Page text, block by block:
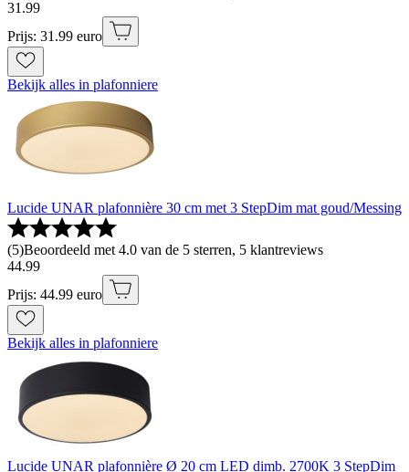
31 .99
Prijs: 31.99 euro
Bekijk alles in plafonniere
Lucide UNAR plafonnière 30 cm met 3 StepDim mat goud/Messing
(5)Beoordeeld met 4.0 van de 5 sterren, 5 klantreviews
44.99
Prijs: 44.99 euro
Bekijk alles in plafonniere
Lucide UNAR plafonnière Ø 20 cm LED dimb. 2700K 3 StepDim